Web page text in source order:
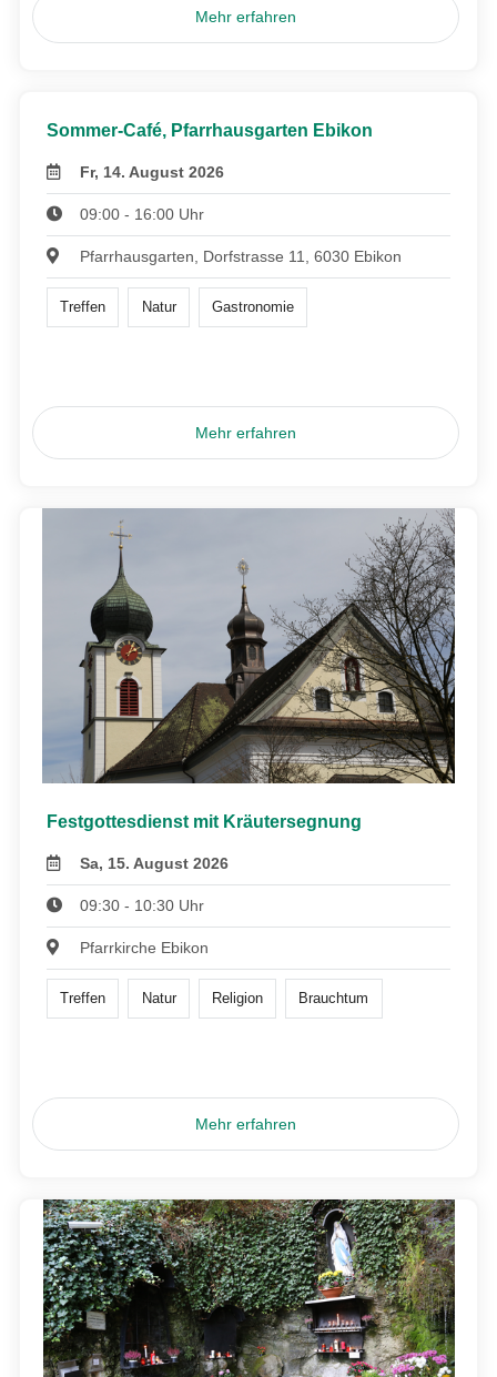
Mehr erfahren
Sommer-Café, Pfarrhausgarten Ebikon
Fr, 14. August 2026
09:00 - 16:00 Uhr
Pfarrhausgarten, Dorfstrasse 11, 6030 Ebikon
Treffen Natur Gastronomie
Mehr erfahren
Festgottesdienst mit Kräutersegnung
Sa, 15. August 2026
09:30 - 10:30 Uhr
Pfarrkirche Ebikon
Treffen Natur Religion Brauchtum
Mehr erfahren